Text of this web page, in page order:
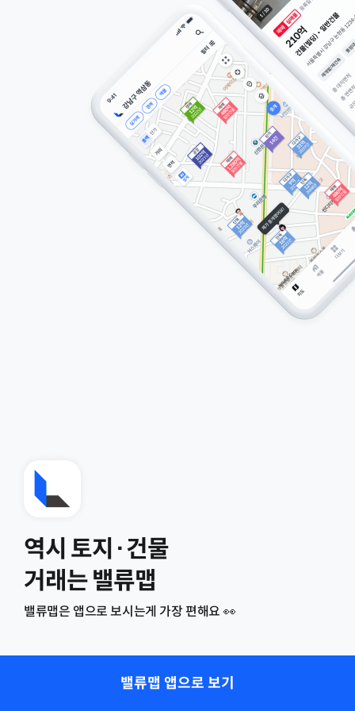
역시 토지·건물
거래는 밸류맵
밸류맵은 앱으로 보시는게 가장 편해요 👀
밸류맵 앱으로 보기